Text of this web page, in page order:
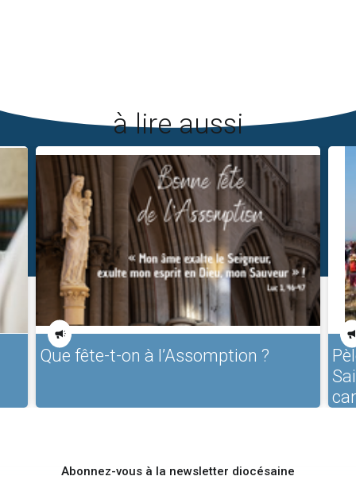
à lire aussi
Que fête-t-on à l’Assomption ?
Abonnez-vous à la newsletter diocésaine